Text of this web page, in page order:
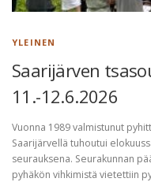
YLEINEN
Saarijärven
11.-12.6.2026
Vuonna 1989 valmistunut
Saarijärvellä tuhoutui
seurauksena. Seurakunnan
pyhäkön vihkimistä vietettiin